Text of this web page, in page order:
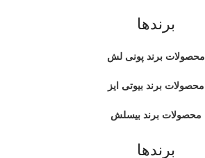
برندها
محصولات برند پونی لش
محصولات برند بیوتی ایز
محصولات برند بیسلش
برندها